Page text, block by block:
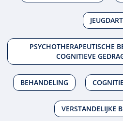
PSYCHOTHERAPEUTISCHE
COGNITIEVE
BEHANDELING
VERSTANDELIJKE